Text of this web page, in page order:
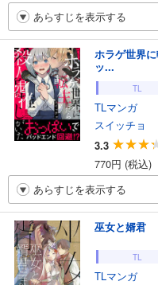
あらすじを表示する
ホラゲ世界
ッ...
TL
TLマンガ
スイッチョ
3.3
770円 (税込)
あらすじを表示する
巫女と婿君
TL
TLマンガ